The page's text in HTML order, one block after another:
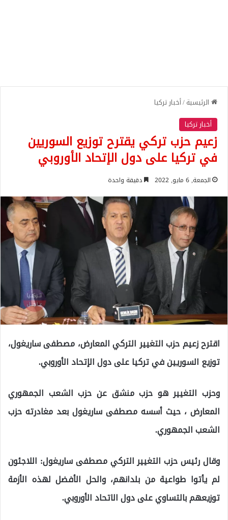
الرئيسية/أخبار تركيا
أخبار تركيا
زعيم حزب تركي يقترح توزيع السوريين
في تركيا على دول الإتحاد الأوروبي
الجمعة, 6 مايو, 2022 دقيقة واحدة
اقترح زعيم حزب التغيير التركي المعارض، مصطفى ساريغول،
توزيع السوريين في تركيا على دول الإتحاد الأوروبي.
وحزب التغيير هو حزب منشق عن حزب الشعب الجمهوري
المعارض ، حيث أسسه مصطفى ساريغول بعد مغادرته حزب
الشعب الجمهوري.
وقال رئيس حزب التغيير التركي مصطفى ساريغول: اللاجئون
لم يأتوا طواعية من بلدانهم، والحل الأفضل لهذه الأزمة
توزيعهم بالتساوي على دول الاتحاد الأوروبي.